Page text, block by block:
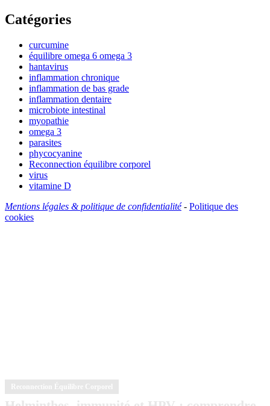
Catégories
curcumine
équilibre omega 6 omega 3
hantavirus
inflammation chronique
inflammation de bas grade
inflammation dentaire
microbiote intestinal
myopathie
omega 3
parasites
phycocyanine
Reconnection équilibre corporel
virus
vitamine D
Mentions légales & politique de confidentialité- Politique des
cookies
Reconnection Équilibre Corporel